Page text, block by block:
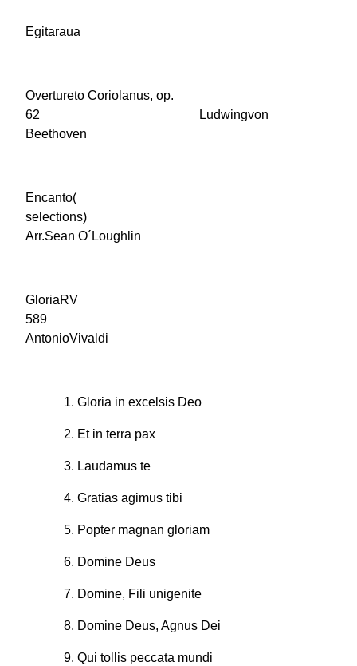
Egitaraua
Overtureto Coriolanus, op.
62 Ludwingvon
Beethoven
Encanto(
selections)
Arr.Sean O´Loughlin
GloriaRV
589
AntonioVivaldi
1. Gloria in excelsis Deo
2. Et in terra pax
3. Laudamus te
4. Gratias agimus tibi
5. Popter magnan gloriam
6. Domine Deus
7. Domine, Fili unigenite
8. Domine Deus, Agnus Dei
9. Qui tollis peccata mundi